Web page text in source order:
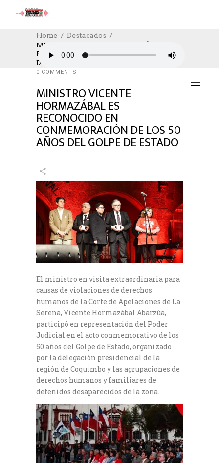
Home
Destacados
MINISTRO VICENTE HORMAZÁBAL ES
RECONOCIDO EN CONMEMORACIÓN
DE LOS 50 AÑOS DEL GOLPE DE ESTADO
DESTACADOS SOCIAL,SOCIAL
13/09/2023
AUTHOR: HECTOR
0 COMMENTS
MINISTRO VICENTE
HORMAZÁBAL ES
RECONOCIDO EN
CONMEMORACIÓN DE LOS 50
AÑOS DEL GOLPE DE ESTADO
El ministro en visita extraordinaria para
causas de violaciones de derechos
humanos de la Corte de Apelaciones de La
Serena, Vicente Hormazábal Abarzúa,
participó en representación del Poder
Judicial en el acto conmemorativo de los
50 años del Golpe de Estado, organizado
por la delegación presidencial de la
región de Coquimbo y las agrupaciones de
derechos humanos y familiares de
detenidos desaparecidos de la zona.